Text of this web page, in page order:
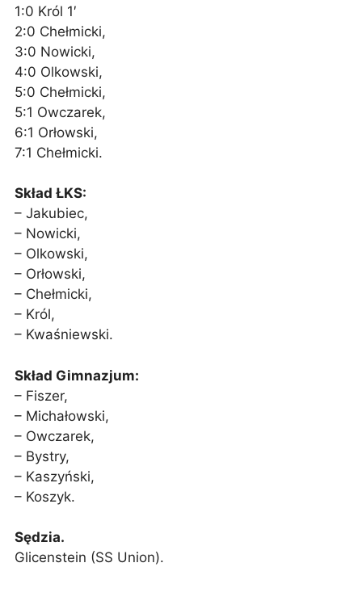
1:0 Król 1′
2:0 Chełmicki,
3:0 Nowicki,
4:0 Olkowski,
5:0 Chełmicki,
5:1 Owczarek,
6:1 Orłowski,
7:1 Chełmicki.
Skład ŁKS:
– Jakubiec,
– Nowicki,
– Olkowski,
– Orłowski,
– Chełmicki,
– Król,
– Kwaśniewski.
Skład Gimnazjum:
– Fiszer,
– Michałowski,
– Owczarek,
– Bystry,
– Kaszyński,
– Koszyk.
Sędzia.
Glicenstein (SS Union).